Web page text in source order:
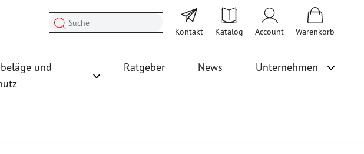
Kontakt Katalog Account Warenkorb
Kategorie Industrie und Logistik anzeigen
und
Ratgeber News Unternehmen